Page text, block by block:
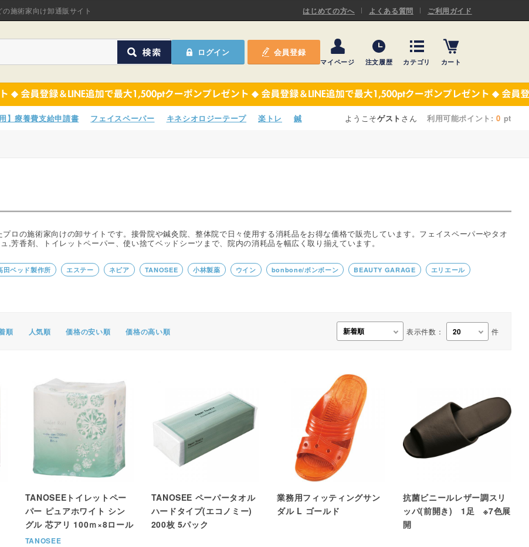
施術家向け卸通販サイト はじめての方へ よくある質問 ご利用ガイド
ログイン 会員登録
マイページ 注文履歴 カテゴリ
オリジナル商品 ASキネシオロジーテープ
院内消耗品 健康器具・販売商品
ポスター・チラシ類 事務用品・日用品
カート
】療養費支給申請書 フェイスペーパー キネシオロジーテープ 楽トレ 鍼 ようこそゲスト さん 利用可能ポイント:0 pt
ロの施術家向けの卸サイトです。接骨院や鍼灸院、整体院で日々使用する消耗品をお得な価格で販売しています。フェイスペーパーやタオ
,芳香剤、トイレットペーパー、使い捨てベッドシーツまで、院内の消耗品を幅広く取り揃えています。
田ベッド製作所 エステー ネピア TANOSEE 小林製薬 ウイン bonbone/ボンボーン BEAUTY GARAGE
エリエール
順 人気順 価格の安い順 価格の高い順 表示件数： 件
TANOSEEトイレットペー
パー ピュアホワイト シン
グル 芯アリ 100ｍ×8ロール
TANOSEE
TANOSEE ペーパータオル
ハードタイプ(エコノミー)
200枚 5パック
業務用フィッティングサン
ダル L ゴールド
抗菌ビニールレザー調スリ
ッパ(前開き) 1足 ※7色展
開
ほねつぎHot 機材・機材消耗品
鍼灸用品 テーピング
サポーター 施術ベッド・マクラ
A-COMS 【楽トレ】機器付属品
アウトレット